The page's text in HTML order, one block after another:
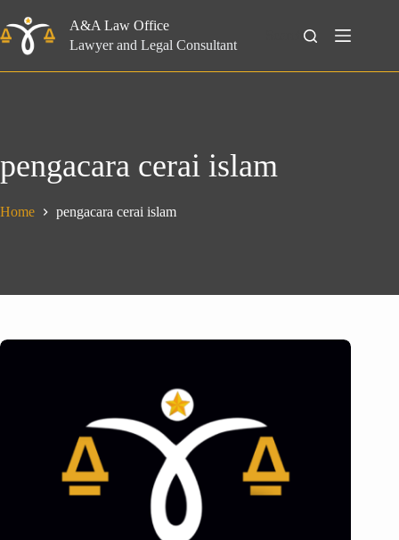
to
content
A&A Law Office
Lawyer and Legal Consultant
Search
pengacara cerai islam
Home pengacara cerai islam